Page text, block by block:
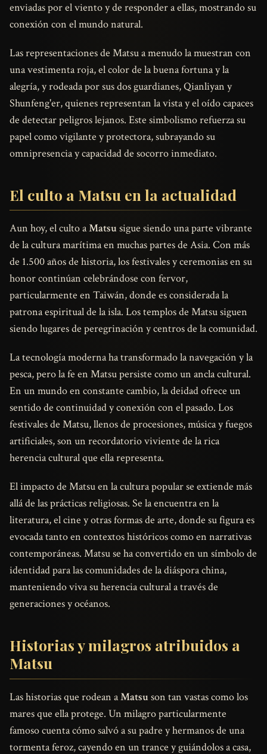
enviadas por el viento y de responder a ellas, mostrando su
conexión con el mundo natural.
Las representaciones de Matsu a menudo la muestran con
una vestimenta roja, el color de la buena fortuna y la
alegría, y rodeada por sus dos guardianes, Qianliyan y
Shunfeng'er, quienes representan la vista y el oído capaces
de detectar peligros lejanos. Este simbolismo refuerza su
papel como vigilante y protectora, subrayando su
omnipresencia y capacidad de socorro inmediato.
El culto a Matsu en la actualidad
Aun hoy, el culto aMatsusigue siendo una parte vibrante
de la cultura marítima en muchas partes de Asia. Con más
de 1.500 años de historia, los festivales y ceremonias en su
honor continúan celebrándose con fervor,
particularmente en Taiwán, donde es considerada la
patrona espiritual de la isla. Los templos de Matsu siguen
siendo lugares de peregrinación y centros de la comunidad.
La tecnología moderna ha transformado la navegación y la
pesca, pero la fe en Matsu persiste como un ancla cultural.
En un mundo en constante cambio, la deidad ofrece un
sentido de continuidad y conexión con el pasado. Los
festivales de Matsu, llenos de procesiones, música y fuegos
artificiales, son un recordatorio viviente de la rica
herencia cultural que ella representa.
El impacto de Matsu en la cultura popular se extiende más
allá de las prácticas religiosas. Se la encuentra en la
literatura, el cine y otras formas de arte, donde su figura es
evocada tanto en contextos históricos como en narrativas
contemporáneas. Matsu se ha convertido en un símbolo de
identidad para las comunidades de la diáspora china,
manteniendo viva su herencia cultural a través de
generaciones y océanos.
Historias y milagros atribuidos a
Matsu
Las historias que rodean aMatsuson tan vastas como los
mares que ella protege. Un milagro particularmente
famoso cuenta cómo salvó a su padre y hermanos de una
tormenta feroz, cayendo en un trance y guiándolos a casa,